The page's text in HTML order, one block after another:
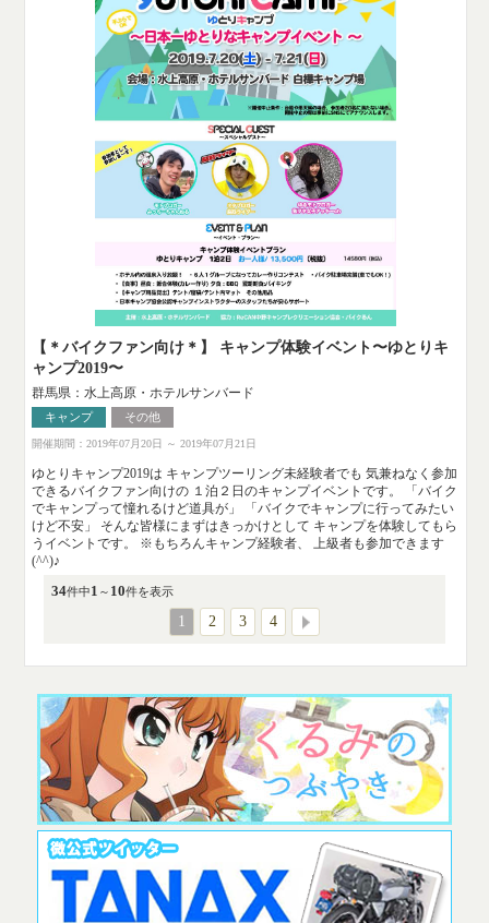
【＊バイクファン向け＊】 キャンプ体験イベント〜ゆとりキ
ャンプ2019〜
群馬県：水上高原・ホテルサンバード
キャンプ その他
開催期間：2019年07月20日 ～ 2019年07月21日
ゆとりキャンプ2019は キャンプツーリング未経験者でも 気兼ねなく参加
できるバイクファン向けの １泊２日のキャンプイベントです。 「バイク
でキャンプって憧れるけど道具が」 「バイクでキャンプに行ってみたい
けど不安」 そんな皆様にまずはきっかけとして キャンプを体験してもら
うイベントです。 ※もちろんキャンプ経験者、 上級者も参加できます
(^^)♪
34件中1 ～ 10件を表示
1 2 3 4